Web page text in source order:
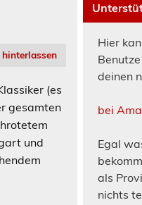
(es
gesamten
und
Hier
deinen
bei
Egal
als
nichts